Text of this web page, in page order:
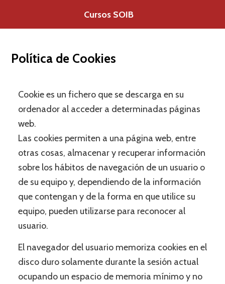
contenido
Cursos SOIB
Política de Cookies
Cookie es un fichero que se descarga en su
ordenador al acceder a determinadas páginas
web.
Las cookies permiten a una página web, entre
otras cosas, almacenar y recuperar información
sobre los hábitos de navegación de un usuario o
de su equipo y, dependiendo de la información
que contengan y de la forma en que utilice su
equipo, pueden utilizarse para reconocer al
usuario.
El navegador del usuario memoriza cookies en el
disco duro solamente durante la sesión actual
ocupando un espacio de memoria mínimo y no